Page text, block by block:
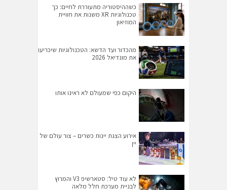
כשההיסטוריה מתעוררת לחיים: כך
טכנולוגיות XR משנות את חוויית
המוזיאון
מהכדור ועד הדשא: הטכנולוגיות שיכריעו
את מונדיאל 2026
היקום כפי שמעולם לא ראינו אותו
אירוע הצגת יינות כשרים – צור עולם של
יין
לא עוד טיל: סטארשיפ V3 והמרוץ
לבניית מערכת חלל מלאה